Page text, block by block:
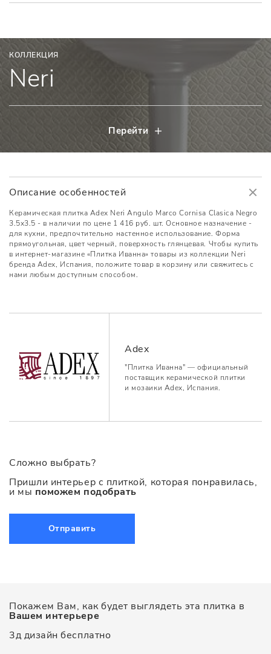
КОЛЛЕКЦИЯ
Neri
Перейти
Описание особенностей
Керамическая плитка Adex Neri Angulo Marco Cornisa Clasica Negro
3.5x3.5 - в наличии по цене 1 416 руб. шт. Основное назначение -
для кухни, предпочтительно настенное использование. Форма
прямоугольная, цвет черный, поверхность глянцевая. Чтобы купить
в интернет-магазине «Плитка Иванна» товары из коллекции Neri
бренда Adex, Испания, положите товар в корзину или свяжитесь с
нами любым доступным способом.
Adex
"Плитка Иванна" — официальный
поставщик керамической плитки
и мозаики Adex, Испания.
Сложно выбрать?
Пришли интерьер с плиткой, которая понравилась,
и мы поможем подобрать
Отправить
Покажем Вам, как будет выглядеть эта плитка в
Вашем интерьере
3д дизайн бесплатно